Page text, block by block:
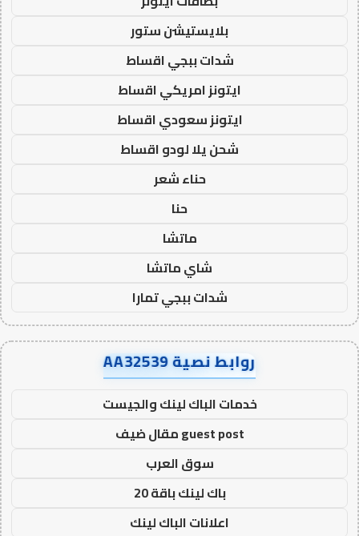
بلايستيشن ستور
شدات ببجي اقساط
ايتونز امريكي اقساط
ايتونز سعودي اقساط
شحن يلا لودو اقساط
حناء شعر
حنا
ماتشا
شاي ماتشا
شدات ببجي تمارا
روابط نصية AA32539
خدمات الباك لينك والجيست
guest post مقال ضيف
سوق العرب
باك لينك باقة 20
اعلانات الباك لينك